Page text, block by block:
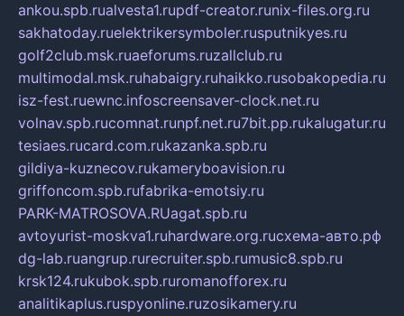
ankou.spb.rualvesta1.rupdf-creator.runix-files.org.ru
sakhatoday.ruelektrikersymboler.rusputnikyes.ru
golf2club.msk.ruaeforums.ruzallclub.ru
multimodal.msk.ruhabaigry.ruhaikko.rusobakopedia.ru
isz-fest.ruewnc.infoscreensaver-clock.net.ru
volnav.spb.rucomnat.runpf.net.ru7bit.pp.rukalugatur.ru
tesiaes.rucard.com.rukazanka.spb.ru
gildiya-kuznecov.rukameryboavision.ru
griffoncom.spb.rufabrika-emotsiy.ru
PARK-MATROSOVA.RUagat.spb.ru
avtoyurist-moskva1.ruhardware.org.ruсхема-авто.рф
dg-lab.ruangrup.rurecruiter.spb.rumusic8.spb.ru
krsk124.rukubok.spb.ruromanofforex.ru
analitikaplus.ruspyonline.ruzosikamery.ru